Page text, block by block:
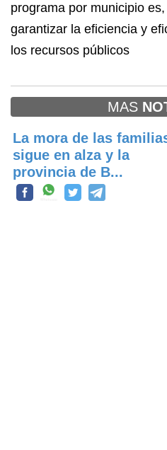
programa por municipio
garantizar la eficiencia y
los recursos públicos
MAS
La mora de las
sigue en alza y la
provincia de B...